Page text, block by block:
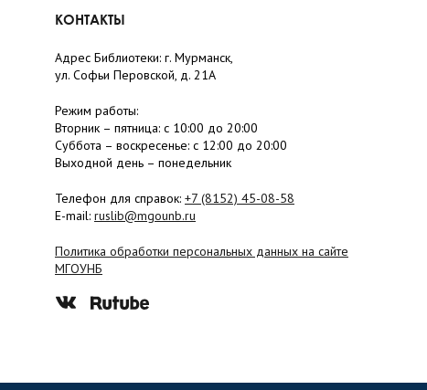
КОНТАКТЫ
Адрес Библиотеки: г. Мурманск,
ул. Софьи Перовской, д. 21А
Режим работы:
Вторник – пятница: с 10:00 до 20:00
Суббота – воскресенье: c 12:00 до 20:00
Выходной день – понедельник
Телефон для справок: +7 (8152) 45-08-58
E-mail: ruslib@mgounb.ru
Политика обработки персональных данных на сайте
МГОУНБ